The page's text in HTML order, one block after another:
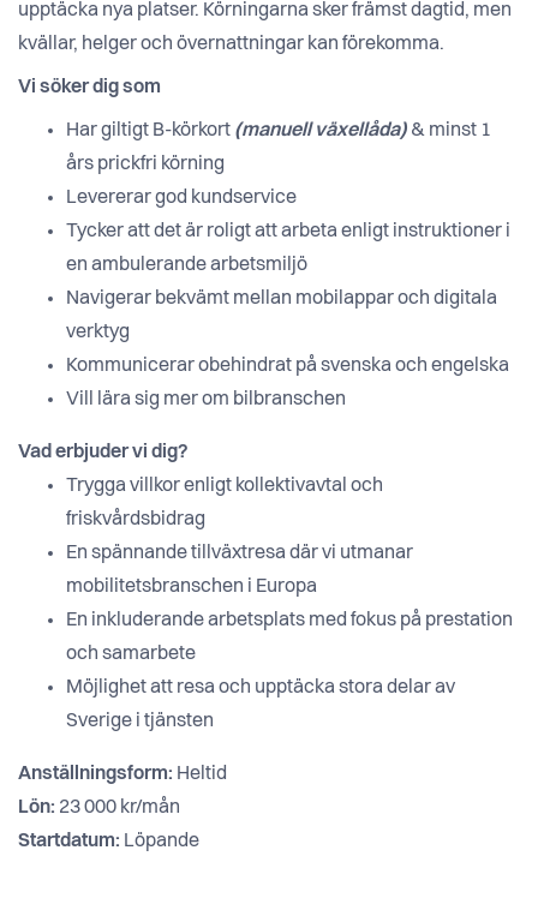
upptäcka nya platser. Körningarna sker främst dagtid, men
kvällar, helger och övernattningar kan förekomma.
Vi söker dig som
Har giltigt B-körkort (manuell växellåda) & minst 1
års prickfri körning
Levererar god kundservice
Tycker att det är roligt att arbeta enligt instruktioner i
en ambulerande arbetsmiljö
Navigerar bekvämt mellan mobilappar och digitala
verktyg
Kommunicerar obehindrat på svenska och engelska
Vill lära sig mer om bilbranschen
Vad erbjuder vi dig?
Trygga villkor enligt kollektivavtal och
friskvårdsbidrag
En spännande tillväxtresa där vi utmanar
mobilitetsbranschen i Europa
En inkluderande arbetsplats med fokus på prestation
och samarbete
Möjlighet att resa och upptäcka stora delar av
Sverige i tjänsten
Anställningsform: Heltid
Lön: 23 000 kr/mån
Startdatum: Löpande